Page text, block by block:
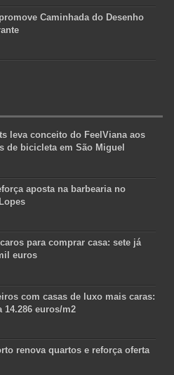
Caminhada do Desenho
leva conceito do FeelViana aos
de bicicleta em São Miguel
aposta na barbearia no
para comprar casa: sete já
euros
com casas de luxo mais caras:
14.286 euros/m2
renova quartos e reforça oferta